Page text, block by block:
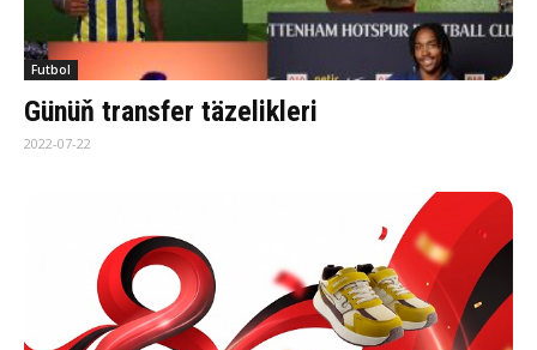
Futbol
Günüň transfer täzelikleri
2022-07-22